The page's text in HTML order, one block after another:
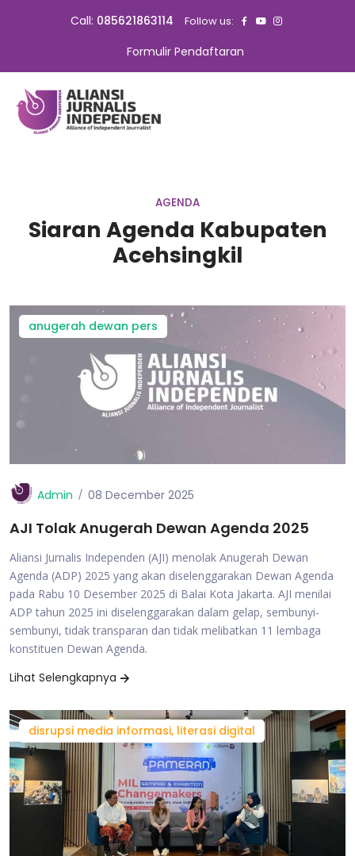
Call: 085621863114 Follow us:
Formulir Pendaftaran
AGENDA
Siaran Agenda Kabupaten
Acehsingkil
anugerah dewan pers
Admin 08 December 2025
AJI Tolak Anugerah Dewan Agenda 2025
Aliansi Jurnalis Independen (AJI) menolak Anugerah Dewan
Agenda (ADP) 2025 yang akan diselenggarakan Dewan Agenda
pada Rabu 10 Desember 2025 di Balai Kota Jakarta. AJI menilai
ADP tahun 2025 ini diselenggarakan dalam gelap, sembunyi-
sembunyi, tidak transparan dan tidak melibatkan 11 lembaga
konstituen Dewan Agenda.
Lihat Selengkapnya
disrupsi media informasi, literasi digital